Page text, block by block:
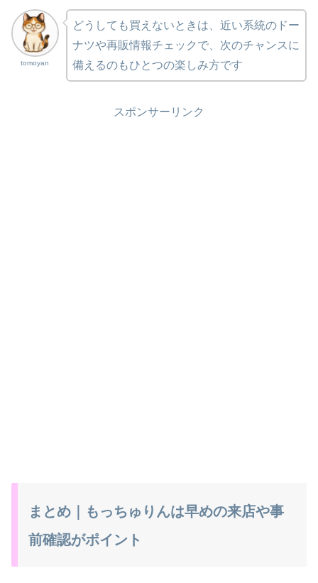
tomoyan
どうしても買えないときは、近い系統のドー
ナツや再販情報チェックで、次のチャンスに
備えるのもひとつの楽しみ方です
スポンサーリンク
まとめ｜もっちゅりんは早めの来店や事
前確認がポイント